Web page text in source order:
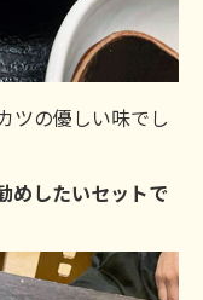
ツの優しい味でし
めしたいセットで